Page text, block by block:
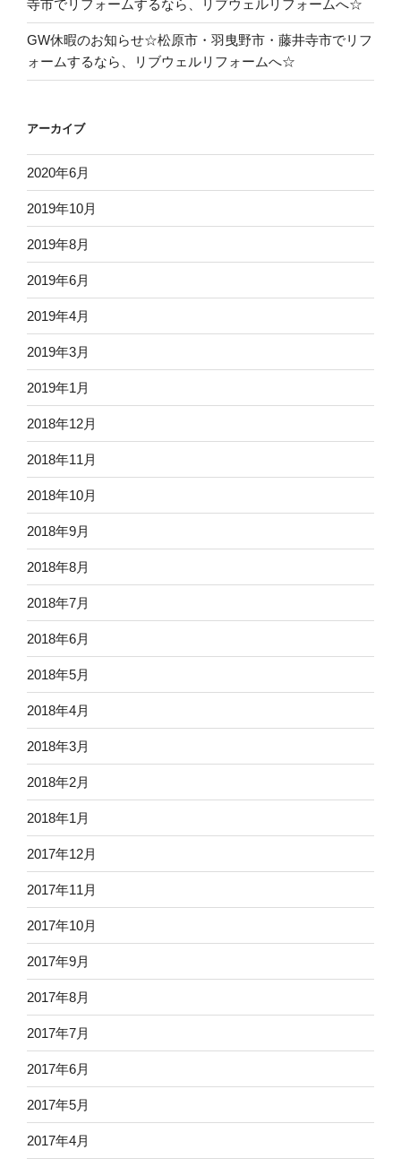
寺市でリフォームするなら、リブウェルリフォームへ☆
GW休暇のお知らせ☆松原市・羽曳野市・藤井寺市でリフ
ォームするなら、リブウェルリフォームへ☆
アーカイブ
2020年6月
2019年10月
2019年8月
2019年6月
2019年4月
2019年3月
2019年1月
2018年12月
2018年11月
2018年10月
2018年9月
2018年8月
2018年7月
2018年6月
2018年5月
2018年4月
2018年3月
2018年2月
2018年1月
2017年12月
2017年11月
2017年10月
2017年9月
2017年8月
2017年7月
2017年6月
2017年5月
2017年4月